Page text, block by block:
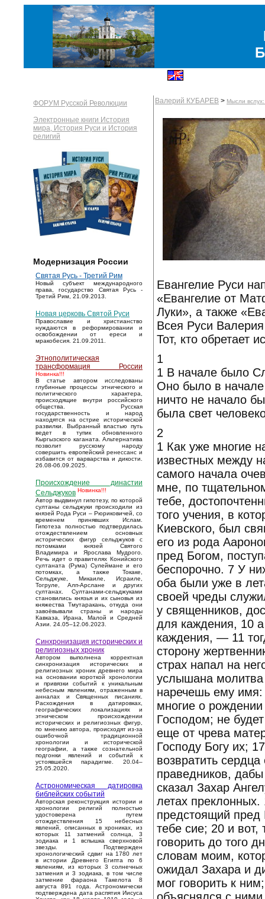
ФОРУМ Русской Революции
Электронные книги История
мира, История Руси и История
религий
Модернизация России
Святая Русь - Третий Рим
Новый субъект международного
права, государство Святая Русь -
Третий Рим, 21.09.2013.
Новая церковь Святой Руси
Православие и христианство
нуждаются в реформировании и
освобождении от ереси и
мракобесия. 21.09.2011.
Этнополитическая
трансформация России
Новинка!!!
В статье автором исследованы
глубинные процессы этнического и
политического характера,
происходящие внутри российского
общества. Русская
государственность и народ
находятся на острие исторической
развилки. Выбранный властью путь
ведет в тупик обновленного
Кыргызского каганата. Альтернатива
позволит русскому народу
совершить европейский ренессанс и
избавится от варварства и дикости.
26.08-06.09.2025.
Происхождение династии
Сельджуков Новинка!!!
Автор выдвинул гипотезу, по которой
султаны сельджуки происходили из
князей Рода Руси – Рюриковичей, со
временем принявших Ислам.
Гипотеза полностью подтвердилась
отождествлением основных
исторических фигур сельджуков с
потомками князей Святого
Владимира и Ярослава Мудрого.
Речь идет о правителях Конийского
султаната (Рума) Сулеймане и его
потомках, а также Токаке,
Сельджуке, Микаиле, Исраиле,
Тогруле, Алп-Арслане и других
султанах. Султанами-сельджуками
становились князья и их сыновья из
княжества Тмутаракань, откуда они
завоёвывали страны и народы
Кавказа, Ирана, Малой и Средней
Азии. 24.05–12.06.2023.
Синхронизация исторических и
религиозных хроник
Автором выполнена корректная
синхронизация исторических и
религиозных хроник древнего мира
на основании короткой хронологии
и привязки событий к уникальным
небесным явлениям, отраженным в
анналах и Священных писаниях.
Расхождения в датировках,
географических локализациях и
этническом происхождении
исторических и религиозных фигур,
по мнению автора, происходят из-за
ошибочной традиционной
хронологии и исторической
географии, а также сознательной
подгонки явлений и событий к
устоявшейся парадигме. 20.04–
25.05.2020.
Астрономическая датировка
библейских событий
Авторская реконструкция истории и
хронологии религий полностью
удостоверена путем
отождествления 15 небесных
явлений, описанных в хрониках, из
которых 11 затмений солнца, 3
зодиака и 1 вспышка сверхновой
звезды. Подтвержден
хронологический сдвиг на 1780 лет
в истории Древнего Египта по 6
явлениям, из которых 3 солнечных
затмения и 3 зодиака, в том числе
затмение фараона Такелота 8
августа 891 года. Астрономически
подтверждена дата распятия Иисуса
Валерий КУБАРЕВ > Мысли
Евангелие Руси
«Евангелие от
Луки», а также
Всея Руси
Тот, кто обретает
1
1 В начале было
Оно было в начале
ничто не начало
была свет
2
1 Как уже многие
известных между
самого начала
мне, по
тебе,
того учения, в
Киевского, был
его из рода
пред Богом,
беспорочно. 7 У
оба были уже в
своей чреды
у священников,
для каждения, 10
каждения, — 11
сторону
страх напал на
услышана молитва
наречешь ему имя:
многие о
Господом; не
еще от чрева
Господу Богу их;
возвратить
праведников,
сказал Захар
летах преклонных.
предстоящий пред
тебе сие; 20 и
говорить до того
словам моим,
ожидал Захара и
мог говорить к